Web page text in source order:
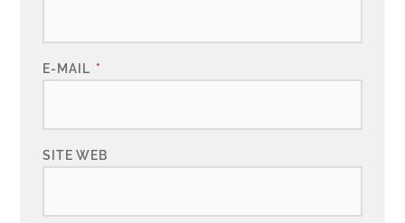
E-MAIL *
SITE WEB